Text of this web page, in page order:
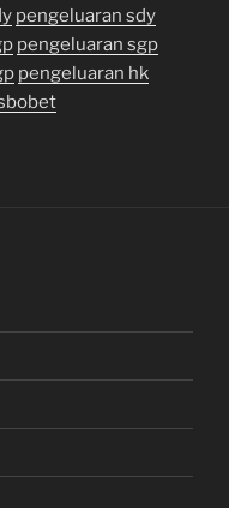
pengeluaran sdy
pengeluaran sgp
pengeluaran hk